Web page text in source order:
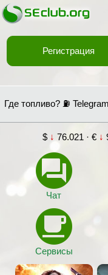
Регистрация
Где топливо? ⛽
$ ↓ 76.021 · € ↓
Чат
Сервисы